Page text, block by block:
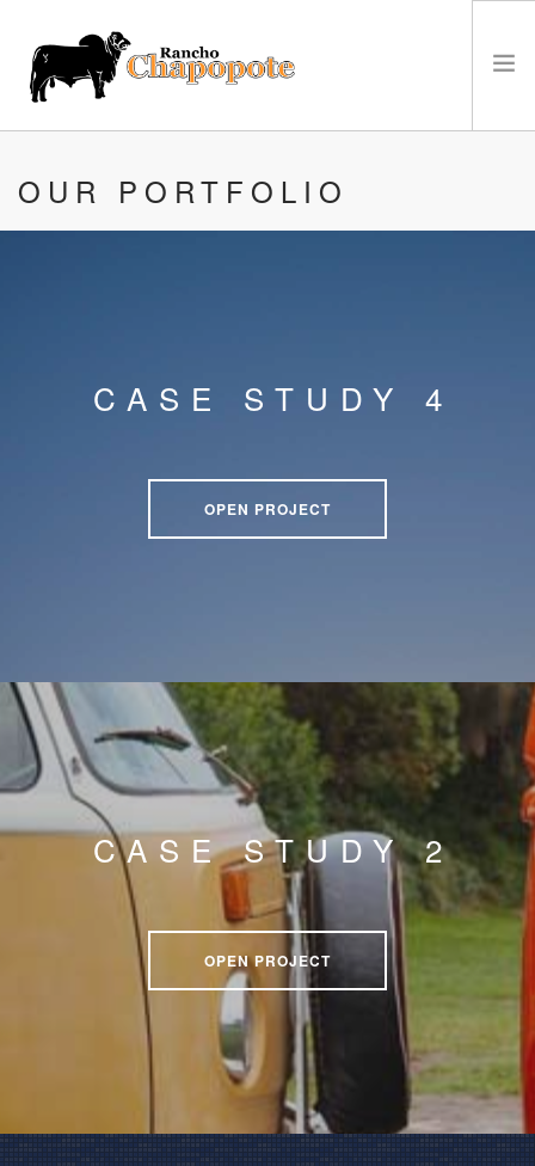
GANADO
BÚSQUEDA EN EL SITIO
OUR PORTFOLIO
CASE STUDY 4
OPEN PROJECT
CASE STUDY 2
OPEN PROJECT